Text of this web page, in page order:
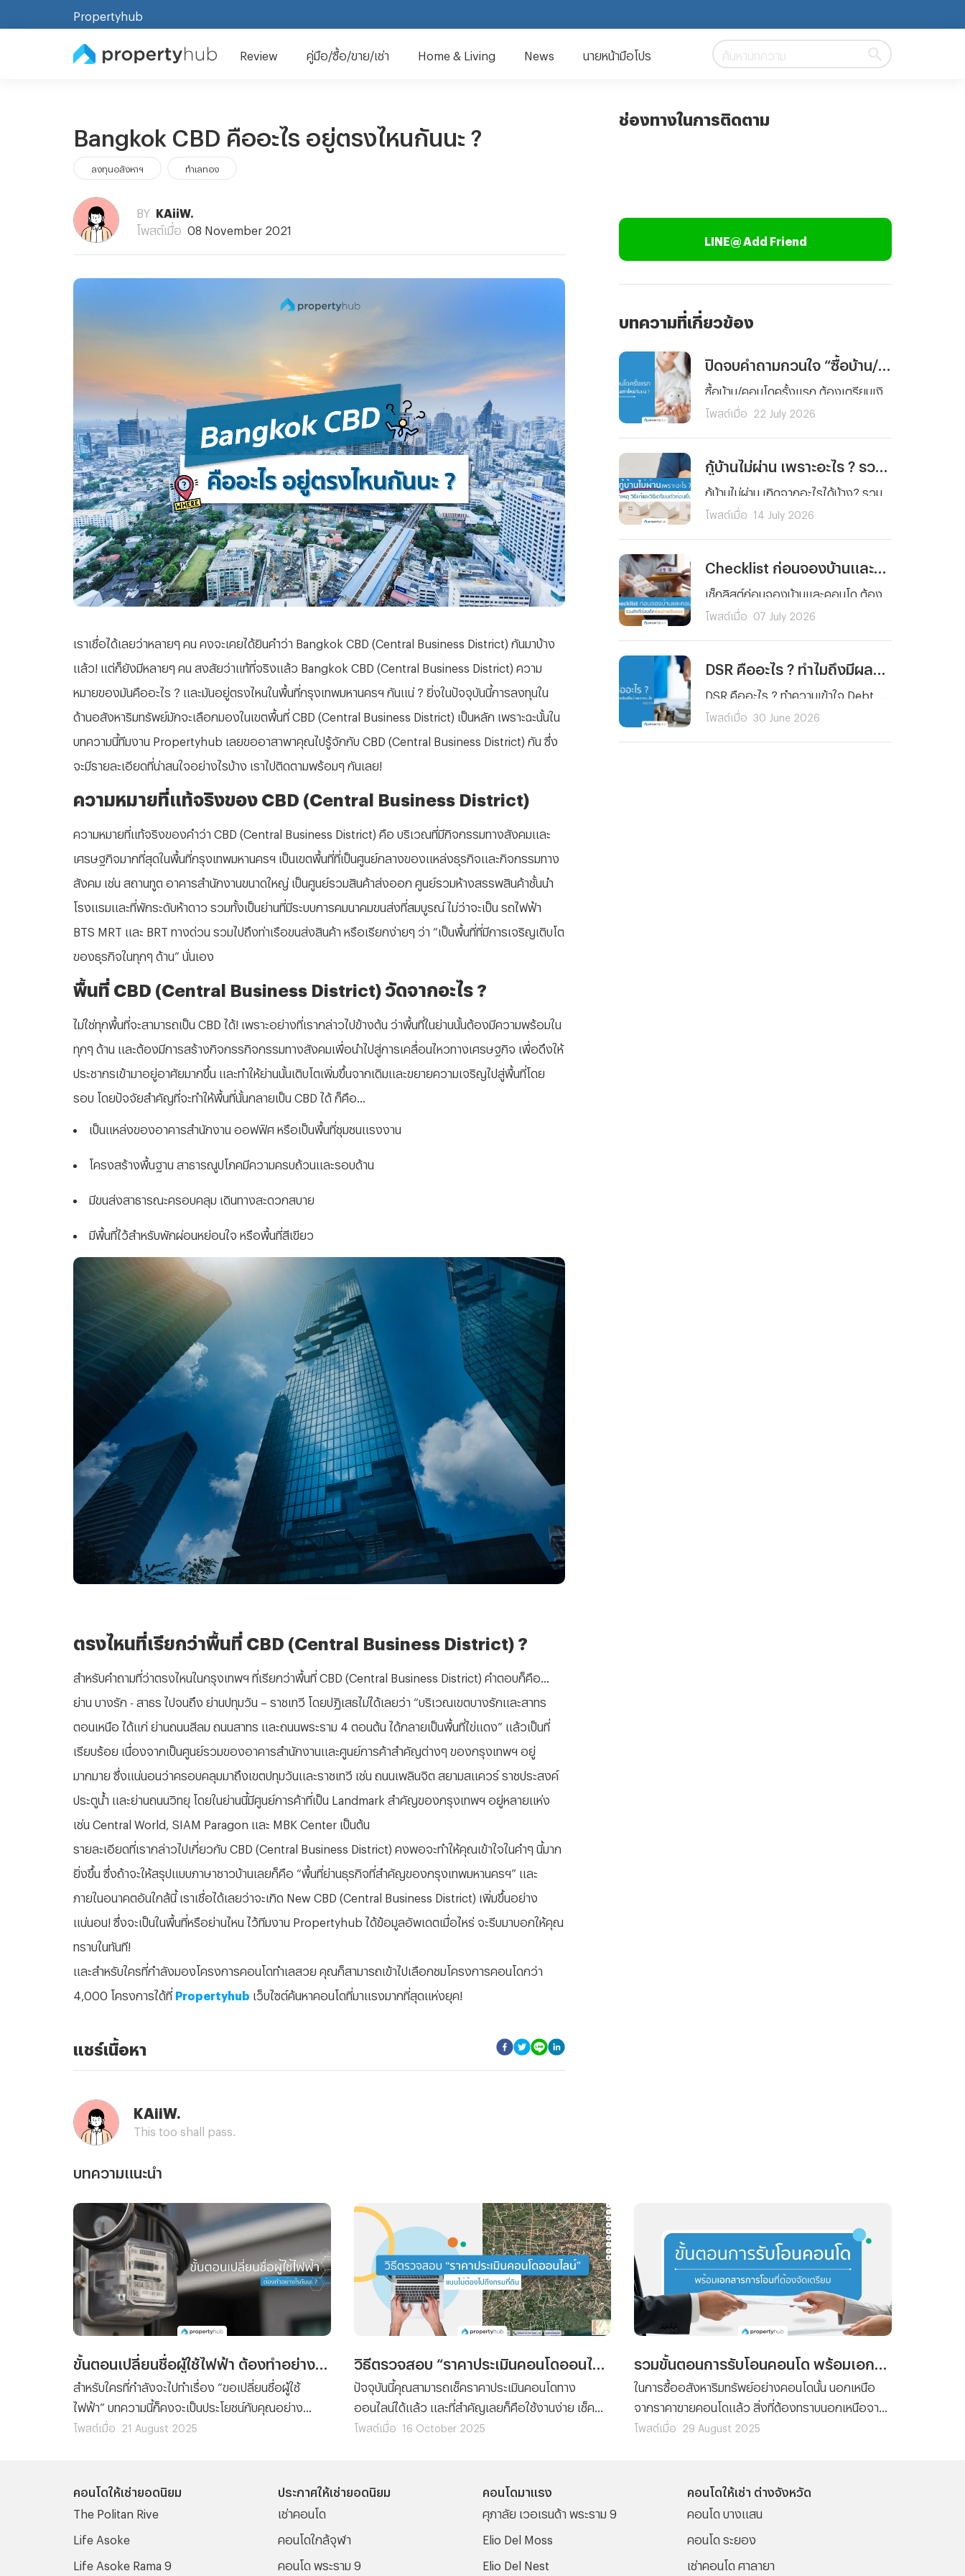
Propertyhub
Review คู่มือ/ซื้อ/ขาย/เช่า Home & Living News นายหน้ามือโปร ค้นหาบทความ
Bangkok CBD คืออะไร อยู่ตรงไหนกันนะ ?
ลงทุนอสังหาฯ ทำเลทอง
BY
KAiiW.
โพสต์เมื่อ
08 November 2021
เราเชื่อได้เลยว่าหลายๆ คน คงจะเคยได้ยินคำว่า Bangkok CBD (Central Business District) กันมาบ้าง
แล้ว! แต่ก็ยังมีหลายๆ คน สงสัยว่าแท้ที่จริงแล้ว Bangkok CBD (Central Business District) ความ
หมายของมันคืออะไร ? และมันอยู่ตรงไหนในพื้นที่กรุงเทพมหานครฯ กันแน่ ? ยิ่งในปัจจุบันนี้การลงทุนใน
ด้านอสังหาริมทรัพย์มักจะเลือกมองในเขตพื้นที่ CBD (Central Business District) เป็นหลัก เพราะฉะนั้นใน
บทความนี้ทีมงาน Propertyhub เลยขออาสาพาคุณไปรู้จักกับ CBD (Central Business District) กัน ซึ่ง
จะมีรายละเอียดที่น่าสนใจอย่างไรบ้าง เราไปติดตามพร้อมๆ กันเลย!
ความหมายที่แท้จริงของ CBD (Central Business District)
ความหมายที่แท้จริงของคำว่า CBD (Central Business District) คือ บริเวณที่มีกิจกรรมทางสังคมและ
เศรษฐกิจมากที่สุดในพื้นที่กรุงเทพมหานครฯ เป็นเขตพื้นที่ที่เป็นศูนย์กลางของแหล่งธุรกิจและกิจกรรมทาง
สังคม เช่น สถานทูต อาคารสำนักงานขนาดใหญ่ เป็นศูนย์รวมสินค้าส่งออก ศูนย์รวมห้างสรรพสินค้าชั้นนำ
โรงแรมและที่พักระดับห้าดาว รวมทั้งเป็นย่านที่มีระบบการคมนาคมขนส่งที่สมบูรณ์ ไม่ว่าจะเป็น รถไฟฟ้า
BTS MRT และ BRT ทางด่วน รวมไปถึงท่าเรือขนส่งสินค้า หรือเรียกง่ายๆ ว่า “เป็นพื้นที่ที่มีการเจริญเติบโต
ของธุรกิจในทุกๆ ด้าน” นั่นเอง
พื้นที่ CBD (Central Business District) วัดจากอะไร ?
ไม่ใช่ทุกพื้นที่จะสามารถเป็น CBD ได้! เพราะอย่างที่เรากล่าวไปข้างต้น ว่าพื้นที่ในย่านนั้นต้องมีความพร้อมใน
ทุกๆ ด้าน และต้องมีการสร้างกิจกรรกิจกรรมทางสังคมเพื่อนำไปสู่การเคลื่อนไหวทางเศรษฐกิจ เพื่อดึงให้
ประชากรเข้ามาอยู่อาศัยมากขึ้น และทำให้ย่านนั้นเติบโตเพิ่มขึ้นจากเดิมและขยายความเจริญไปสู่พื้นที่โดย
รอบ โดยปัจจัยสำคัญที่จะทำให้พื้นที่นั้นกลายเป็น CBD ได้ ก็คือ...
เป็นแหล่งของอาคารสำนักงาน ออฟฟิศ หรือเป็นพื้นที่ชุมชนแรงงาน
โครงสร้างพื้นฐาน สาธารณูปโภคมีความครบถ้วนและรอบด้าน
มีขนส่งสาธารณะครอบคลุม เดินทางสะดวกสบาย
มีพื้นที่ไว้สำหรับพักผ่อนหย่อนใจ หรือพื้นที่สีเขียว
ตรงไหนที่เรียกว่าพื้นที่ CBD (Central Business District) ?
สำหรับคำถามที่ว่าตรงไหนในกรุงเทพฯ ที่เรียกว่าพื้นที่ CBD (Central Business District) คำตอบก็คือ...
ย่าน บางรัก - สาธร ไปจนถึง ย่านปทุมวัน – ราชเทวี โดยปฏิเสธไม่ได้เลยว่า “บริเวณเขตบางรักและสาทร
ตอนเหนือ ได้แก่ ย่านถนนสีลม ถนนสาทร และถนนพระราม 4 ตอนต้น ได้กลายเป็นพื้นที่ไข่แดง” แล้วเป็นที่
เรียบร้อย เนื่องจากเป็นศูนย์รวมของอาคารสำนักงานและศูนย์การค้าสำคัญต่างๆ ของกรุงเทพฯ อยู่
มากมาย ซึ่งแน่นอนว่าครอบคลุมมาถึงเขตปทุมวันและราชเทวี เช่น ถนนเพลินจิต สยามสแควร์ ราชประสงค์
ประตูน้ำ และย่านถนนวิทยุ โดยในย่านนี้มีศูนย์การค้าที่เป็น Landmark สำคัญของกรุงเทพฯ อยู่หลายแห่ง
เช่น Central World, SIAM Paragon และ MBK Center เป็นต้น
รายละเอียดที่เรากล่าวไปเกี่ยวกับ CBD (Central Business District) คงพอจะทำให้คุณเข้าใจในคำๆ นี้มาก
ยิ่งขึ้น ซึ่งถ้าจะให้สรุปแบบภาษาชาวบ้านเลยก็คือ “พื้นที่ย่านธุรกิจที่สำคัญของกรุงเทพมหานครฯ” และ
ภายในอนาคตอันใกล้นี้ เราเชื่อได้เลยว่าจะเกิด New CBD (Central Business District) เพิ่มขึ้นอย่าง
แน่นอน! ซึ่งจะเป็นในพื้นที่หรือย่านไหน ไว้ทีมงาน Propertyhub ได้ข้อมูลอัพเดตเมื่อไหร่ จะรีบมาบอกให้คุณ
ทราบในทันที!
และสำหรับใครที่กำลังมองโครงการคอนโดทำเลสวย คุณก็สามารถเข้าไปเลือกชมโครงการคอนโดกว่า
4,000 โครงการได้ที่ Propertyhub เว็บไซต์ค้นหาคอนโดที่มาแรงมากที่สุดแห่งยุค!
แชร์เนื้อหา
KAiiW.
This too shall pass.
ช่องทางในการติดตาม
LINE@ Add Friend
บทความที่เกี่ยวข้อง
โพสต์เมื่อ 22 July 2026
โพสต์เมื่อ 14 July 2026
โพสต์เมื่อ 07 July 2026
โพสต์เมื่อ 30 June 2026
บทความแนะนำ
สำหรับใครที่กำลังจะไปทำเรื่อง “ขอเปลี่ยนชื่อผู้ใช้
ไฟฟ้า” บทความนี้ก็คงจะเป็นประโยชน์กับคุณอย่าง
แน่นอน เพราะว่าเราได้รวบรวมขั้นตอนการยื่นเรื่องขอ
โพสต์เมื่อ 21 August 2025
วิธีตรวจสอบ “ราคาประเมินคอนโดออนไลน์” แบบไม่ต้องไปถึงกรมที่ดิน
ปัจจุบันนี้คุณสามารถเช็คราคาประเมินคอนโดทาง
ออนไลน์ได้แล้ว และที่สำคัญเลยก็คือใช้งานง่าย เช็ค
ราคาประเมินได้ตลอด 24 ชั่วโมง โดยที่ไม่ต้องเสียเวลา
คอนโดออนไลน์” มาฝาก
โพสต์เมื่อ 16 October 2025
ในการซื้ออสังหาริมทรัพย์อย่างคอนโดนั้น นอกเหนือ
จากราคาขายคอนโดแล้ว สิ่งที่ต้องทราบนอกเหนือจาก
นี้ก็คือเรื่องของ ขั้นตอนต่างๆ ที่ผู้ซื้อทุกรายจะต้อง
จากผู้เป็นเจ้าของก็ตาม ขั้นตอนของการ โอนคอนโด คือ
เรื่องที่จะสร้างความปวดหัวไม่น้อยสำหรับใครที่ไม่เคย
โพสต์เมื่อ 29 August 2025
คอนโดให้เช่ายอดนิยม
The Politan Rive
Life Asoke
Life Asoke Rama 9
ประกาศให้เช่ายอดนิยม
เช่าคอนโด
คอนโดใกล้จุฬา
คอนโด พระราม 9
คอนโดมาแรง
ศุภาลัย เวอเรนด้า พระราม 9
Elio Del Moss
Elio Del Nest
คอนโดให้เช่า ต่างจังหวัด
คอนโด บางแสน
คอนโด ระยอง
เช่าคอนโด ศาลายา